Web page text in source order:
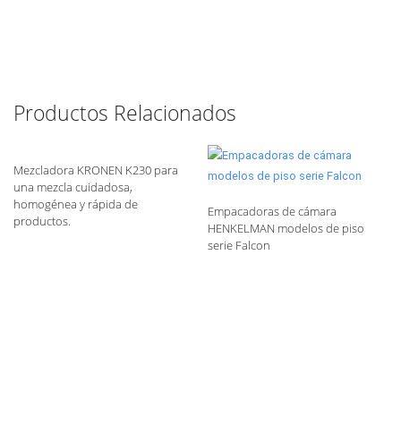
Productos Relacionados
Mezcladora KRONEN K230 para
una mezcla cuidadosa,
homogénea y rápida de
productos.
Empacadoras de cámara
HENKELMAN modelos de piso
serie Falcon